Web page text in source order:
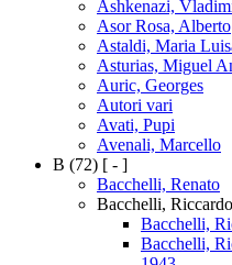
Ashkenazi,
Asor Rosa, Alberto
Astaldi, Maria
Asturias, Miguel
Auric, Georges
Autori vari
Avati, Pupi
Avenali, Marcello
B (72) [ - ]
Bacchelli, Renato
Bacchelli, Riccardo
Bacchelli,
Bacchelli,